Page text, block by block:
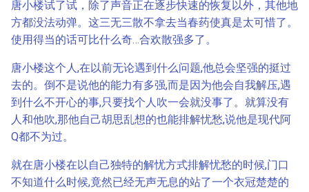
唐小楼试了试，除了声音正在逐步快速的恢复以外，其他地
方都没法动弹。这三无三散不拿去当春药使真是太可惜了。
使用得当的话可比什么奇…合欢散强多了。
唐小楼这个人,在以前无论遇到什么问题,他总会坚强的挺过
去的。倒不是说他的能力有多强,而是因为他会自我解压,遇
到什么不开心的事,只要找个人吹一会就没事了。就算没有
人和他吹,那他自己胡思乱想的也能排解忧愁,说他是现代阿
Q都不为过。
就在唐小楼在以自己独特的解忧方式排解忧愁的时候,门口
不知道什么时候,竟然已经无声无息的站了一个衣冠楚楚的